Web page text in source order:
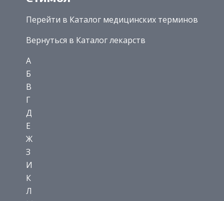
Перейти в Каталог медицинских терминов
Вернуться в Каталог лекарств
А
Б
В
Г
Д
Е
Ж
З
И
К
Л